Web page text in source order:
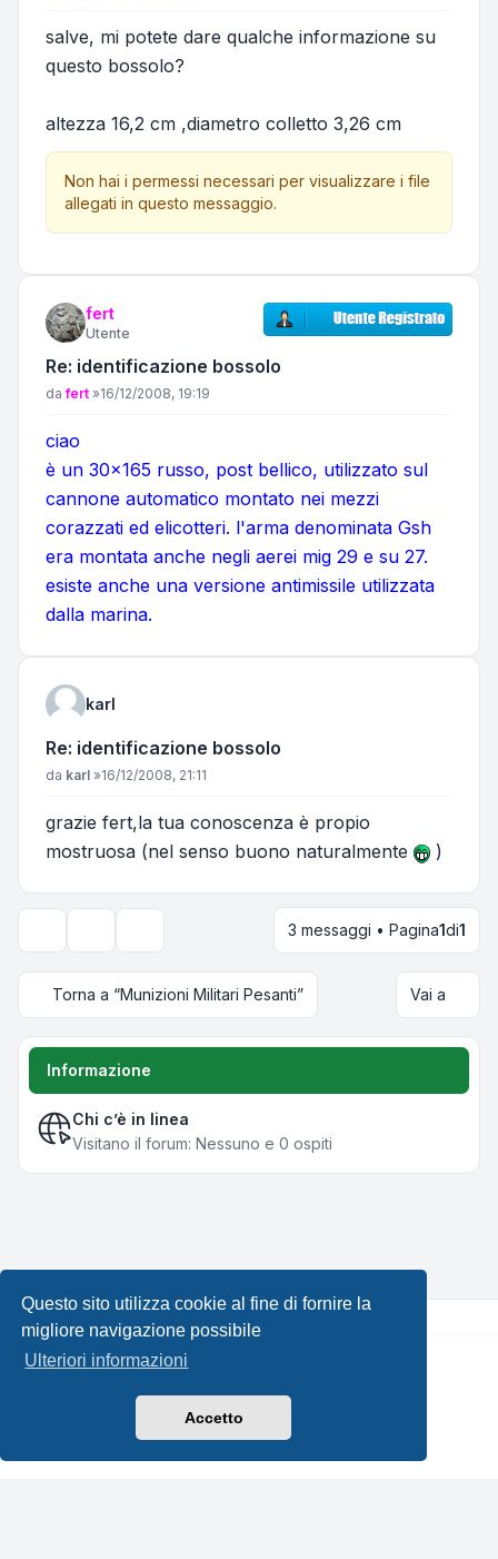
Questo sito utilizza cookie al fine di fornire la
migliore navigazione possibile
Ulteriori informazioni
Accetto
salve, mi potete dare qualche informazione su
questo bossolo?
altezza 16,2 cm ,diametro colletto 3,26 cm
Non hai i permessi necessari per visualizzare i file
allegati in questo messaggio.
fert
Utente
Re: identificazione bossolo
Messaggio
dafert »16/12/2008, 19:19
ciao
è un 30x165 russo, post bellico, utilizzato sul
cannone automatico montato nei mezzi
corazzati ed elicotteri. l'arma denominata Gsh
era montata anche negli aerei mig 29 e su 27.
esiste anche una versione antimissile utilizzata
dalla marina.
karl
Re: identificazione bossolo
Messaggio
da karl »16/12/2008, 21:11
grazie fert,la tua conoscenza è propio
mostruosa (nel senso buono naturalmente
)
Opzioni di visualizzazione e ordinamento
3 messaggi • Pagina1di1
Torna a “Munizioni Militari Pesanti” Vai a
Informazione
Chi c’è in linea
Visitano il forum: Nessuno e 0 ospiti
Creato daphpBB® Forum Software © phpBB Limited •
Leenoz.com
phpBB-Italia.it
Condizioni|Tutti gli orari sono